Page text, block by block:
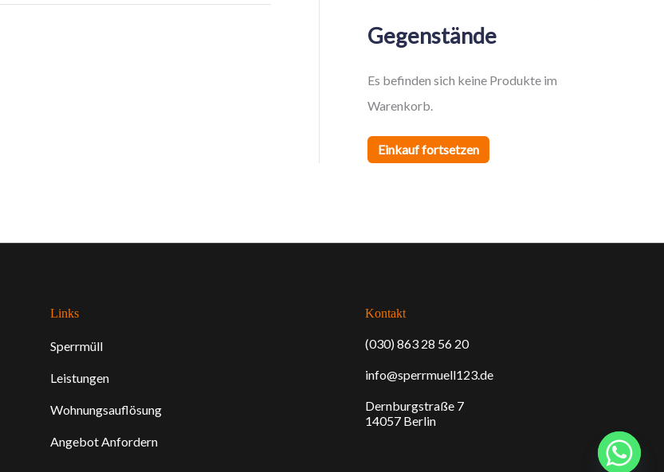
c
t
e
a
r
c
Gegenstände
Es befinden sich keine Produkte im
Warenkorb.
Einkauf fortsetzen
Links
Sperrmüll
Leistungen
Wohnungsauflösung
Angebot Anfordern
Kontakt
(030) 863 28 56 20
info@sperrmuell123.de
Dernburgstraße 7
14057 Berlin